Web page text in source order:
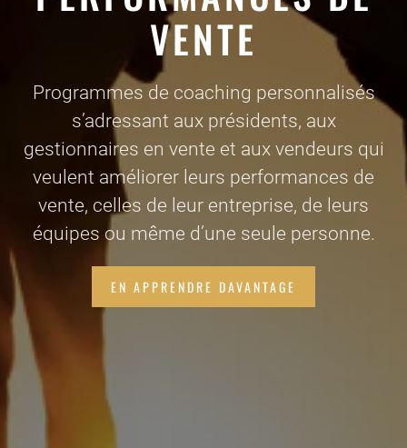
VENTE
Programmes de coaching personnalisés
s’adressant aux présidents, aux
gestionnaires en vente et aux vendeurs qui
veulent améliorer leurs performances de
vente, celles de leur entreprise, de leurs
équipes ou même d’une seule personne.
EN APPRENDRE DAVANTAGE